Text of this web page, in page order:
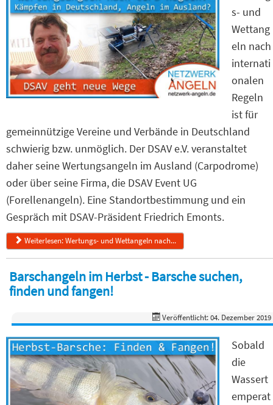
s- und
Wettang
eln nach
internati
onalen
Regeln
ist für
gemeinnützige Vereine und Verbände in Deutschland
schwierig bzw. unmöglich. Der DSAV e.V. veranstaltet
daher seine Wertungsangeln im Ausland (Carpodrome)
oder über seine Firma, die DSAV Event UG
(Forellenangeln). Eine Standortbestimmung und ein
Gespräch mit DSAV-Präsident Friedrich Emonts.
Weiterlesen: Wertungs- und Wettangeln nach...
Barschangeln im Herbst - Barsche suchen,
finden und fangen!
Veröffentlicht: 04. Dezember 2019
Sobald
die
Wassert
emperat